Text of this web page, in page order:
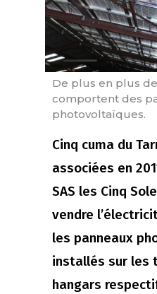
De plus en plus
comportent des
photovoltaïques.
Cinq cuma du
associées en
SAS les Cinq
vendre
les panneaux
installés sur les
hangars